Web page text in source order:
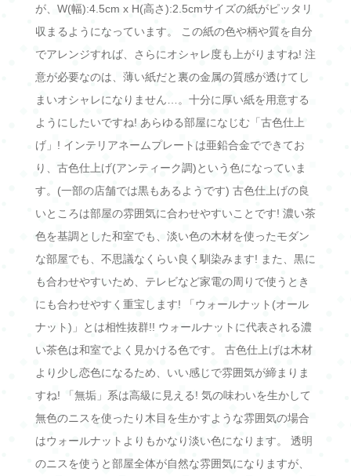
が、W(幅):4.5cm x H(高さ):2.5cmサイズの紙がピッタリ
収まるようになっています。 この紙の色や柄や質を自分
でアレンジすれば、さらにオシャレ度も上がりますね! 注
意が必要なのは、薄い紙だと裏の金属の質感が透けてし
まいオシャレになりません…。十分に厚い紙を用意する
ようにしたいですね! あらゆる部屋になじむ「古色仕上
げ」! インテリアネームプレートは亜鉛合金でできてお
り、古色仕上げ(アンティーク調)という色になっていま
す。(一部の店舗では黒もあるようです) 古色仕上げの良
いところは部屋の雰囲気に合わせやすいことです! 濃い茶
色を基調とした和室でも、淡い色の木材を使ったモダン
な部屋でも、不思議なくらい良く馴染みます! また、黒に
も合わせやすいため、テレビなど家電の周りで使うとき
にも合わせやすく重宝します! 「ウォールナット(オール
ナット)」とは相性抜群!! ウォールナットに代表される濃
い茶色は和室でよく見かける色です。 古色仕上げは木材
より少し恋色になるため、いい感じで雰囲気が締まりま
すね! 「無垢」系は高級に見える! 気の味わいを生かして
無色のニスを使ったり木目を生かすような雰囲気の場合
はウォールナットよりもかなり淡い色になります。 透明
のニスを使うと部屋全体が自然な雰囲気になりますが、